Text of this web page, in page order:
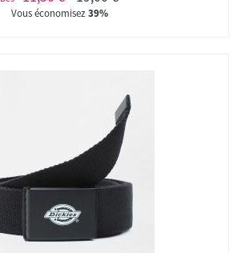
Vous économisez39%